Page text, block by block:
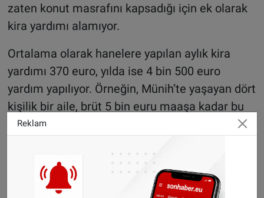
zaten konut masrafını kapsadığı için ek olarak
kira yardımı alamıyor.
Ortalama olarak hanelere yapılan aylık kira
yardımı 370 euro, yılda ise 4 bin 500 euro
yardım yapılıyor. Örneğin, Münih’te yaşayan dört
kişilik bir aile, brüt 5 bin euru maaşa kadar bu
yardımı alabiliyor.
Camia Haber
©Sonhaber.eu
Reklam